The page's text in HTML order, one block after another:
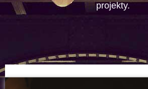
projekty.